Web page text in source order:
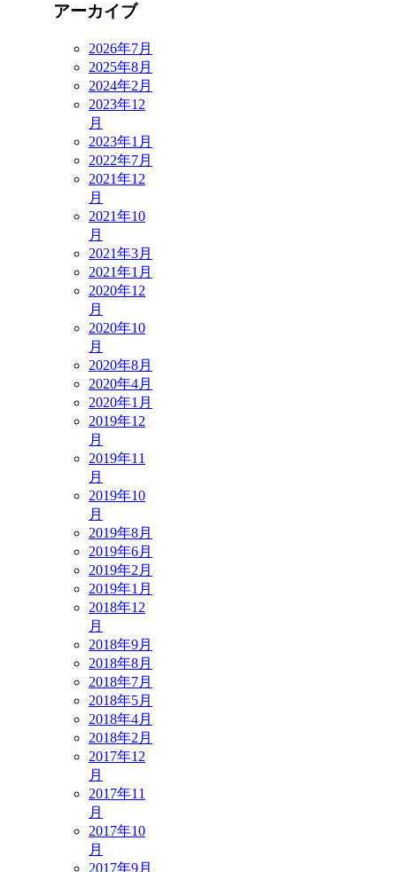
アーカイブ
2026年7月
2025年8月
2024年2月
2023年12
月
2023年1月
2022年7月
2021年12
月
2021年10
月
2021年3月
2021年1月
2020年12
月
2020年10
月
2020年8月
2020年4月
2020年1月
2019年12
月
2019年11
月
2019年10
月
2019年8月
2019年6月
2019年2月
2019年1月
2018年12
月
2018年9月
2018年8月
2018年7月
2018年5月
2018年4月
2018年2月
2017年12
月
2017年11
月
2017年10
月
2017年9月